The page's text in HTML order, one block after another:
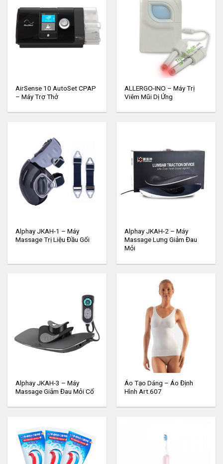
AirSense 10 AutoSet CPAP
– Máy Trợ Thở
ALLERGO-INO – Máy Trị
Viêm Mũi Dị Ứng
Alphay JKAH-1 – Máy
Massage Trị Liệu Đầu Gối
Alphay JKAH-2 – Máy
Massage Lưng Giảm Đau
Mỏi
Alphay JKAH-3 – Máy
Massage Giảm Đau Mỏi Cổ
Áo Tạo Dáng – Áo Định
Hình Art.607